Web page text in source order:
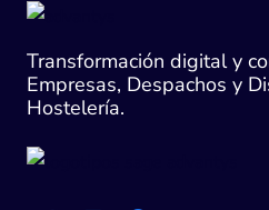
Transformación digital y
Empresas, Despachos y
Hostelería.